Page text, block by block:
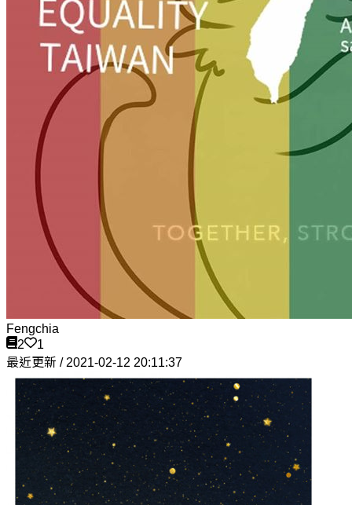
Fengchia
2
1
最近更新 / 2021-02-12 20:11:37